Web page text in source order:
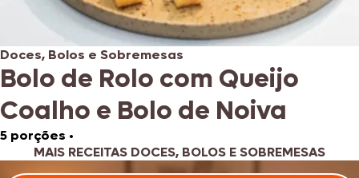
Doces, Bolos e Sobremesas
Bolo de Rolo com Queijo
Coalho e Bolo de Noiva
5 porções •
MAIS RECEITAS DOCES, BOLOS E SOBREMESAS